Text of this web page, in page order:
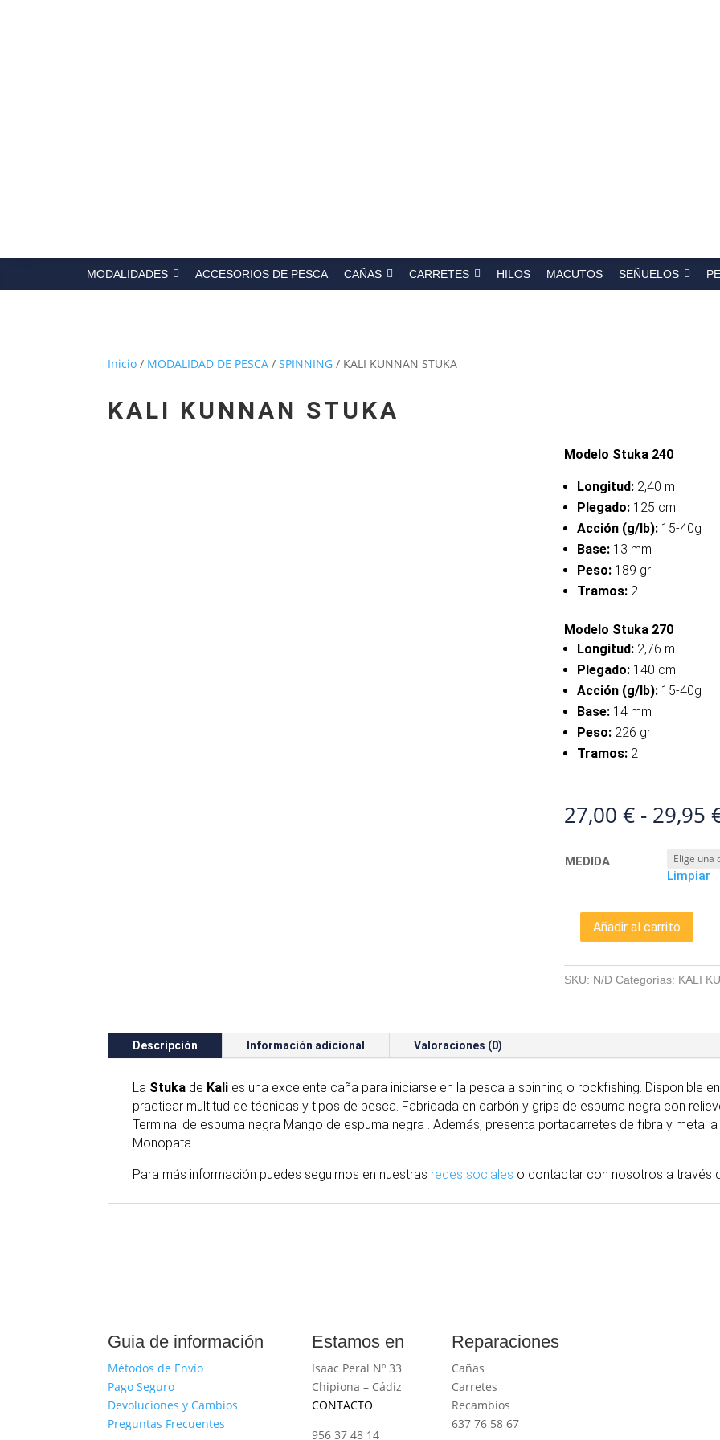
MODALIDADES ACCESORIOS DE PESCA CAÑAS CARRETES HILOS MACUTOS SEÑUELOS
Inicio / MODALIDAD DE PESCA /SPINNING / KALI KUNNAN STUKA
KALI KUNNAN STUKA
Modelo Stuka 240
Longitud:2,40 m
Plegado:125 cm
Acción (g/lb):15-40g
Base:13 mm
Peso:189 gr
Tramos:2
Modelo Stuka 270
Longitud:2,76 m
Plegado:140 cm
Acción (g/lb):15-40g
Base:14 mm
Peso:226 gr
Tramos:2
27,00 € - 29,95
MEDIDA
Limpiar
Añadir al carrito
SKU: N/D Categorías: KALI
Descripción Información adicional Valoraciones (0)
La Stuka de Kali es una excelente caña para iniciarse en la pesca a spinning o rockfishing. Disponible
practicar multitud de técnicas y tipos de pesca. Fabricada en carbón y grips de espuma negra con
Terminal de espuma negra Mango de espuma negra . Además, presenta portacarretes de fibra y metal
Monopata.
Para más información puedes seguirnos en nuestras redes sociales o contactar con nosotros a través
Guia de información
Métodos de Envío
Pago Seguro
Devoluciones y Cambios
Preguntas Frecuentes
Estamos en
Isaac Peral Nº 33
Chipiona – Cádiz
CONTACTO
956 37 48 14
Reparaciones
Cañas
Carretes
Recambios
637 76 58 67